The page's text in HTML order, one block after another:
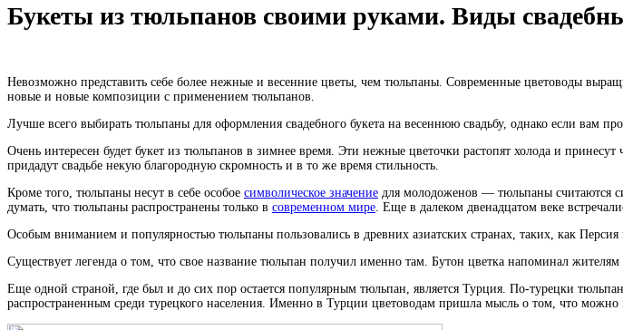
Букеты из тюльпанов своими руками. Виды
Невозможно представить себе более нежные и весенние цветы, чем тюльпаны. Современные цветоводы
новые и новые композиции с применением тюльпанов.
Лучше всего выбирать тюльпаны для оформления свадебного букета на весеннюю свадьбу, однако если вам
Очень интересен будет букет из тюльпанов в зимнее время. Эти нежные цветочки растопят холода и
придадут свадьбе некую благородную скромность и в то же время стильность.
Кроме того, тюльпаны несут в себе особое символическое значение для молодоженов — тюльпаны считаются
думать, что тюльпаны распространены только в современном мире . Еще в далеком двенадцатом веке
Особым вниманием и популярностью тюльпаны пользовались в древних азиатских странах, таких, как Персия
Существует легенда о том, что свое название тюльпан получил именно там. Бутон цветка напоминал
Еще одной страной, где был и до сих пор остается популярным тюльпан, является Турция. По-турецки
распространенным среди турецкого населения. Именно в Турции цветоводам пришла мысль о том, что можно